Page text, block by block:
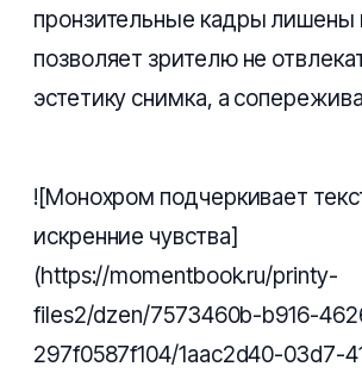
пронзительные кадры лишены
позволяет зрителю не
эстетику снимка, а
![Монохром подчеркивает
искренние чувства]
(https://momentbook.ru/printy-
files2/dzen/7573460b-b916-
297f0587f104/1aac2d40-03d7-